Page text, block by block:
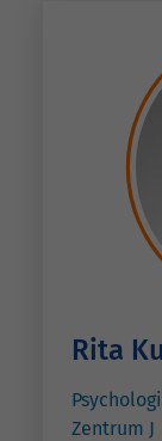
Rita
Zentrum J